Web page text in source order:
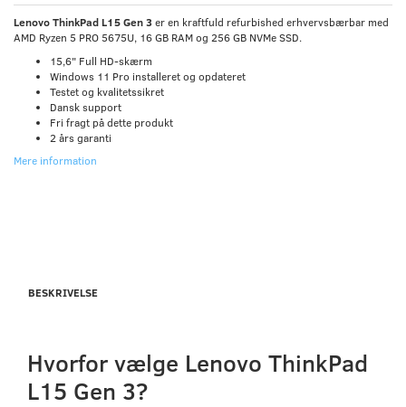
Lenovo ThinkPad L15 Gen 3er en kraftfuld refurbished erhvervsbærbar med
AMD Ryzen 5 PRO 5675U, 16 GB RAM og 256 GB NVMe SSD.
15,6" Full HD-skærm
Windows 11 Pro installeret og opdateret
Testet og kvalitetssikret
Dansk support
Fri fragt på dette produkt
2 års garanti
Mere information
BESKRIVELSE
Hvorfor vælge Lenovo ThinkPad
L15 Gen 3?